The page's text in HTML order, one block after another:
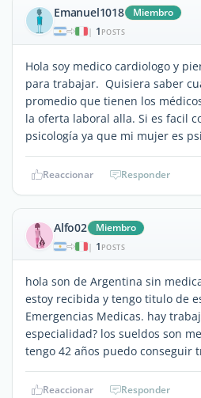
Emanuel1018 Miembro
| 1 POSTS
Hola soy medico cardiologo y
para trabajar. Quisiera saber
promedio que tienen los
la oferta laboral alla. Si es facil
psicología ya que mi mujer es
Reaccionar Responder
Alfo02 Miembro
| 1 POSTS
hola son de Argentina sin
estoy recibida y tengo titulo de
Emergencias Medicas. hay
especialidad? los sueldos son
tengo 42 años puedo conseguir
Reaccionar Responder